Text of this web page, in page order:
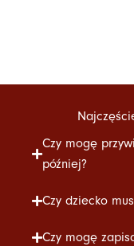
Czy mogę
później?
Czy dziecko
Czy mogę